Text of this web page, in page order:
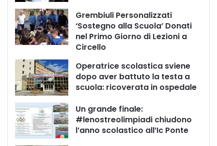
Grembiuli Personalizzati
‘Sostegno alla Scuola’ Donati
nel Primo Giorno di Lezioni a
Circello
Operatrice scolastica sviene
dopo aver battuto la testa a
scuola: ricoverata in ospedale
Un grande finale:
#lenostreolimpiadi chiudono
l’anno scolastico all’Ic Ponte